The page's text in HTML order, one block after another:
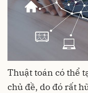
Thuật toán có thể
chủ đề, do đó rất